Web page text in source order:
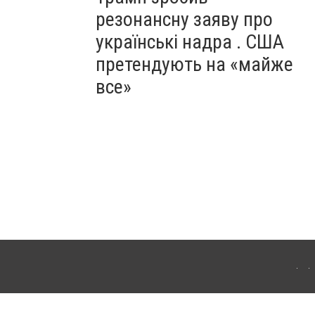
резонансну заяву про
українські надра . США
претендують на «майже
все»